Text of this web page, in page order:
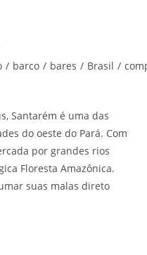
/ barco / bares / Brasil /
Santarém é uma das
do oeste do Pará. Com
por grandes rios
Floresta Amazônica.
suas malas direto